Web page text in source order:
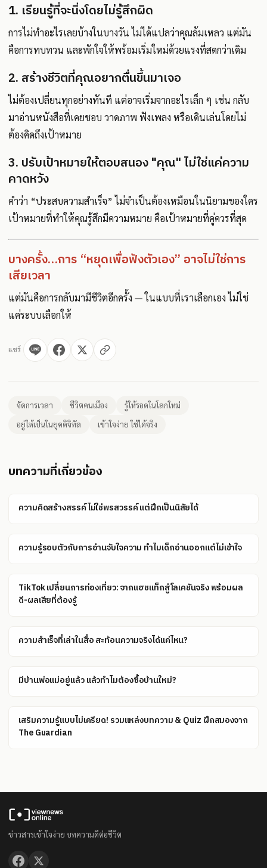
1. เรียนรู้ที่จะนิ่งโดยไม่รู้สึกผิด
การไม่ทำอะไรเลยบ้างในบางวัน ไม่ได้แปลว่าคุณล้มเหลว แต่มัน
คือการทบทวน และพักใจให้พร้อมเริ่มใหม่ด้วยแรงที่สดกว่าเดิม
2. สร้างชีวิตที่คุณอยากตื่นขึ้นมาเจอ
ไม่ต้องเปลี่ยนทุกอย่างทันที แต่อาจเริ่มจากอะไรเล็ก ๆ เช่น กลับ
มาอ่านหนังสือที่เคยชอบ วาดภาพ ฟังเพลง หรือเดินเล่นโดยไม่
ต้องคิดถึงเป้าหมาย
3. ปรับเป้าหมายให้ตอบสนอง "คุณ" ไม่ใช่แค่ความ
คาดหวัง
คำว่า “ประสบความสำเร็จ” ไม่จำเป็นต้องเหมือนในนิยามของใคร
เป้าหมายที่ทำให้คุณรู้สึกมีความหมาย คือเป้าหมายที่คู่ควรที่สุด
บางครั้ง…การ “หยุดเพื่อฟังตัวเอง” อาจไม่ใช่การ
เสียเวลา
แต่มันคือการกลับมามีชีวิตอีกครั้ง — ในแบบที่เราเลือกเอง ไม่ใช่
แค่ระบบเลือกให้
แชร์
จัดการเวลา ชีวิตคนเมือง
รู้ให้รอดในโลกใหม่
อยู่ให้เป็นในยุคดิจิทัล
เข้าใจง่าย ใช้ได้จริง
บทความที่เกี่ยวข้อง
ความคิดสร้างสรรค์ไม่ใช่พรสวรรค์ แต่ฝึกเป็นนิสัยได้
ความรู้รอบตัวกับการอ่านจับใจความ ทำไมเด็กอ่านออกแต่ไม่เข้าใจ
TikTok เปลี่ยนการท่องเที่ยว: จากแฮชแท็กสู่โลเคชันจริง พร้อมผล
ดี-ผลเสียที่ต้องรู้
ความสำเร็จที่เล่าในสื่อ สะท้อนความจริงได้แค่ไหน?
มีบ้านพ่อแม่อยู่แล้ว แล้วทำไมต้องซื้อบ้านใหม่?
เสริมความรู้แบบไม่เครียด! รวมแหล่งบทความ & Quiz ฝึกสมองจาก
The Guardian
ข่าวสารเข้าใจง่าย บทความดีต่อชีวิต